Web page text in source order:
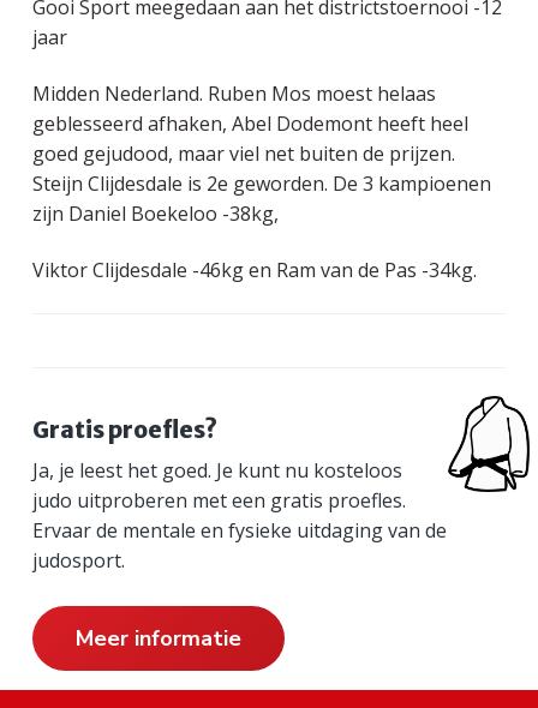
Gooi Sport meegedaan aan het districtstoernooi -12
jaar
Midden Nederland. Ruben Mos moest helaas
geblesseerd afhaken, Abel Dodemont heeft heel
goed gejudood, maar viel net buiten de prijzen.
Steijn Clijdesdale is 2e geworden. De 3 kampioenen
zijn Daniel Boekeloo -38kg,
Viktor Clijdesdale -46kg en Ram van de Pas -34kg.
P
r
i
m
a
i
Gratis proefles?
Ja, je leest het goed. Je kunt nu kosteloos
judo uitproberen met een gratis proefles.
Ervaar de mentale en fysieke uitdaging van de
judosport.
Meer informatie